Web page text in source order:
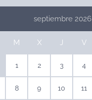
septiembre 2026
M X J V
1 2 3 4
8 9 10 11